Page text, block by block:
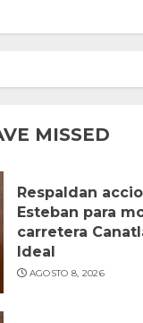
MISSED
Respaldan
Esteban para
carretera
Ideal
AGOSTO 8, 2026